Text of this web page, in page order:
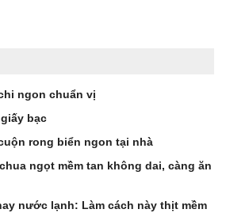
ngon chuẩn vị
bạc
rong biển ngon tại nhà
ngọt mềm tan không dai, càng ăn
nước lạnh: Làm cách này thịt mềm